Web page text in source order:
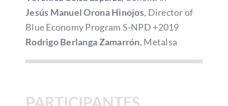
Jesús Manuel Orona Hinojos, Director of
Blue Economy Program S-NPD +2019
Rodrigo Berlanga Zamarrón, Metalsa
PARTICIPANTES